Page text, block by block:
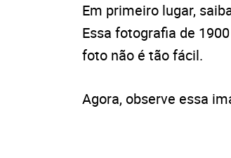
Em primeiro lugar,
Essa fotografia de
foto não é tão fácil.
Agora, observe essa